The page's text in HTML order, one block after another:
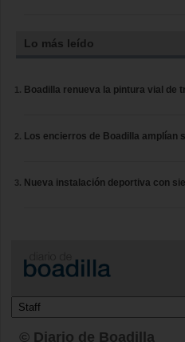
Lo más leído
Boadilla renueva la pintura vial de
Los encierros de Boadilla amplían
Nueva instalación deportiva con
© Diario de Boadilla